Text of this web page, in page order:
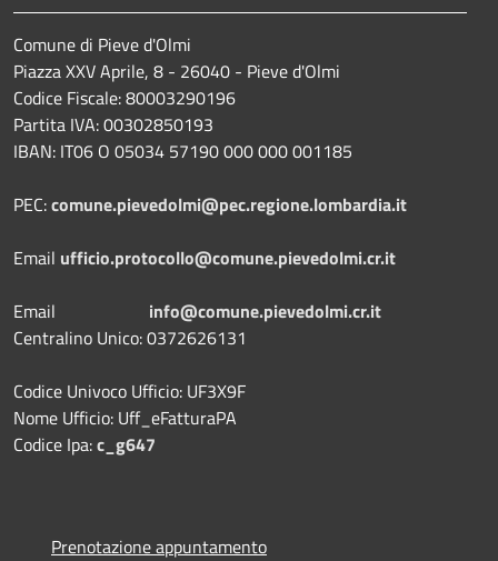
Comune di Pieve d'Olmi
Piazza XXV Aprile, 8 - 26040 - Pieve d'Olmi
Codice Fiscale: 80003290196
Partita IVA: 00302850193
IBAN: IT06 O 05034 57190 000 000 001185
PEC:comune.pievedolmi@pec.regione.lombardia.it
Email ufficio.protocollo@comune.pievedolmi.cr.it
Email info@comune.pievedolmi.cr.it
Centralino Unico: 0372626131
Codice Univoco Ufficio: UF3X9F
Nome Ufficio: Uff_eFatturaPA
Codice Ipa:c_g647
Prenotazione appuntamento